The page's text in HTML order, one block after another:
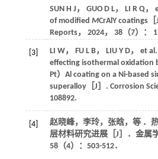
SUN H J ， GUO D L， LI R Q，
of modified MCrAlY coatings［
Reports， 2024， 38（7）：
[3] LI W， FU L B， LIU Y D， et
effecting isothermal oxidation
Pt）Al coating on a Ni-based
superalloy［J］. Corrosion
108892.
[4]
赵晓峰，李玲，张晗，等 ．
层材料研究进展［J］． 金属
58（4）：503-512．